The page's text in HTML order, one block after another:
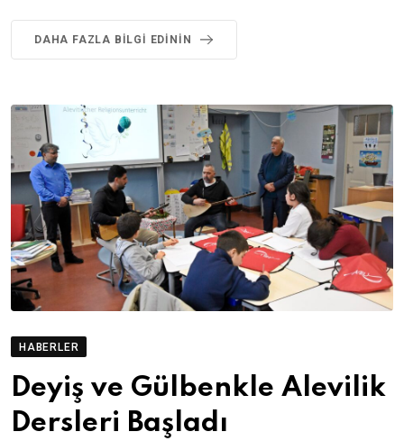
DAHA FAZLA BILGI EDININ
HABERLER
Deyiş ve Gülbenkle Alevilik
Dersleri Başladı